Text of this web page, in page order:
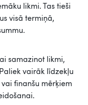
likmi. Tas tieši
visā termiņā,
samazinot likmi,
vairāk līdzekļu
finanšu mērķiem